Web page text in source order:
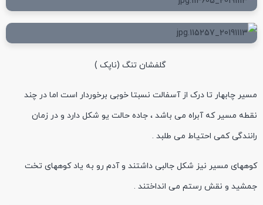
گلفشان تنگ (ناپک )
مسیر چابهار تا درک از آسفالت نسبتا خوبی برخوردار است اما در چند
نقطه مسیر که آبراه می باشد ، جاده حالت یو شکل دارد و در زمان
رانندگی کمی احتیاط می طلبد .
کوههای مسیر نیز شکل جالبی داشتند و آدم رو به یاد کوههای تخت
جمشید و نقش رستم می انداختند .